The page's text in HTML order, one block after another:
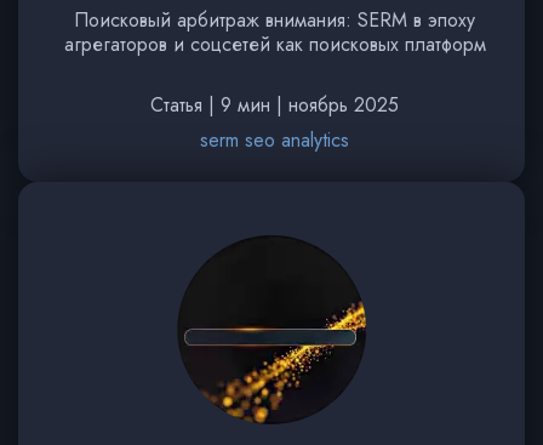
Поисковый арбитраж внимания: SERM в эпоху
агрегаторов и соцсетей как поисковых платформ
Статья | 9 мин | ноябрь 2025
serm seo analytics